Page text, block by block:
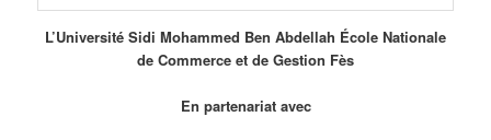
L’Université Sidi Mohammed Ben Abdellah École Nationale
de Commerce et de Gestion Fès
En partenariat avec